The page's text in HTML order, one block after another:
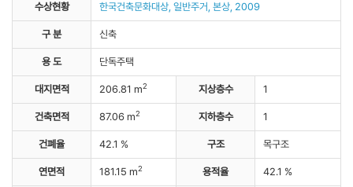
수상현황 한국건축문화대상, 일반주거, 본상, 2009
구 분 신축
용 도 단독주택
대지면적 206.81 m2 지상층수 1
건축면적 87.06 m2 지하층수 1
건폐율 42.1 % 구조 목구조
연면적 181.15 m2 용적율 42.1 %